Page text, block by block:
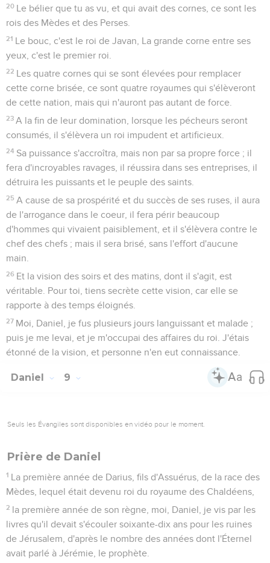
20 Le bélier que tu as vu, et qui avait des cornes, ce sont les
rois des Mèdes et des Perses.
21 Le bouc, c'est le roi de Javan, La grande corne entre ses
yeux, c'est le premier roi.
22 Les quatre cornes qui se sont élevées pour remplacer
cette corne brisée, ce sont quatre royaumes qui s'élèveront
de cette nation, mais qui n'auront pas autant de force.
23 A la fin de leur domination, lorsque les pécheurs seront
consumés, il s'élèvera un roi impudent et artificieux.
24 Sa puissance s'accroîtra, mais non par sa propre force ; il
fera d'incroyables ravages, il réussira dans ses entreprises, il
détruira les puissants et le peuple des saints.
25 A cause de sa prospérité et du succès de ses ruses, il aura
de l'arrogance dans le coeur, il fera périr beaucoup
d'hommes qui vivaient paisiblement, et il s'élèvera contre le
chef des chefs ; mais il sera brisé, sans l'effort d'aucune
main.
26 Et la vision des soirs et des matins, dont il s'agit, est
véritable. Pour toi, tiens secrète cette vision, car elle se
rapporte à des temps éloignés.
27 Moi, Daniel, je fus plusieurs jours languissant et malade ;
puis je me levai, et je m'occupai des affaires du roi. J'étais
étonné de la vision, et personne n'en eut connaissance.
Daniel 9
Seuls les Évangiles sont disponibles en vidéo pour le moment.
Prière de Daniel
1 La première année de Darius, fils d'Assuérus, de la race des
Mèdes, lequel était devenu roi du royaume des Chaldéens,
2 la première année de son règne, moi, Daniel, je vis par les
livres qu'il devait s'écouler soixante-dix ans pour les ruines
de Jérusalem, d'après le nombre des années dont l'Éternel
avait parlé à Jérémie, le prophète.